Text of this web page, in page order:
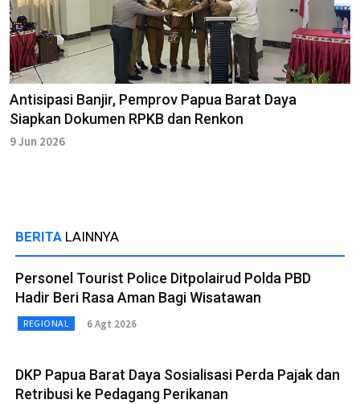
Antisipasi Banjir, Pemprov Papua Barat Daya
Siapkan Dokumen RPKB dan Renkon
9 Jun 2026
BERITA LAINNYA
Personel Tourist Police Ditpolairud Polda PBD
Hadir Beri Rasa Aman Bagi Wisatawan
REGIONAL 6 Agt 2026
DKP Papua Barat Daya Sosialisasi Perda Pajak dan
Retribusi ke Pedagang Perikanan